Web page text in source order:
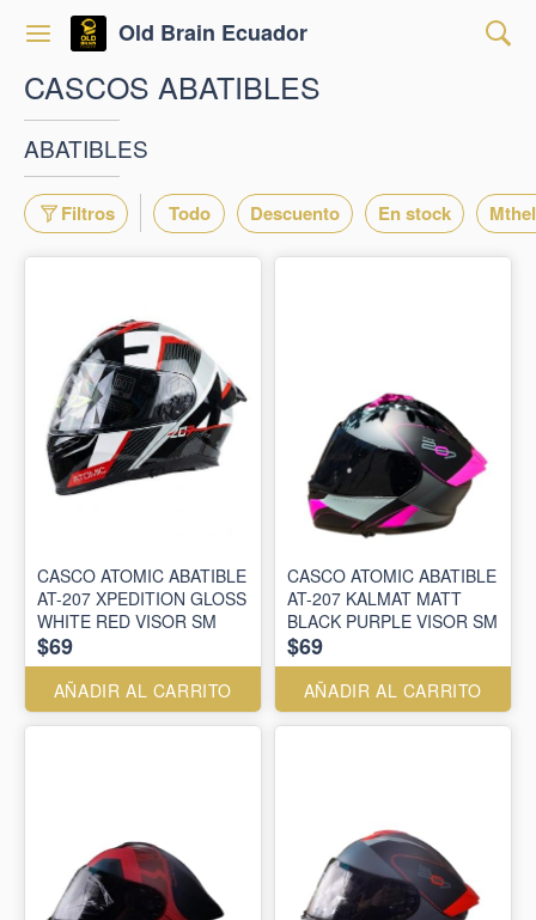
Old Brain Ecuador
CASCOS ABATIBLES
ABATIBLES
Filtros Todo Descuento En stock
CASCO ATOMIC ABATIBLE
AT-207 XPEDITION GLOSS
WHITE RED VISOR SM
$69
AÑADIR AL CARRITO
CASCO ATOMIC ABATIBLE
AT-207 KALMAT MATT
BLACK PURPLE VISOR SM
$69
AÑADIR AL CARRITO